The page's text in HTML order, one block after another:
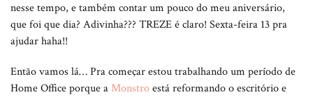
nesse tempo, e também contar um pouco do meu aniversário,
que foi que dia? Adivinha??? TREZE é claro! Sexta-feira 13 pra
ajudar haha!!
Então vamos lá… Pra começar estou trabalhando um período de
Home Office porque aMonstroestá reformando o escritório e